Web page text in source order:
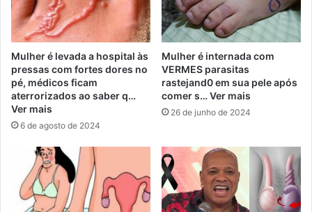
Mulher é levada a hospital às
pressas com fortes dores no
pé, médicos ficam
aterrorizados ao saber q…
Ver mais
6 de agosto de 2024
Mulher é internada com
VERMES parasitas
rastejand0 em sua pele após
comer s… Ver mais
26 de junho de 2024